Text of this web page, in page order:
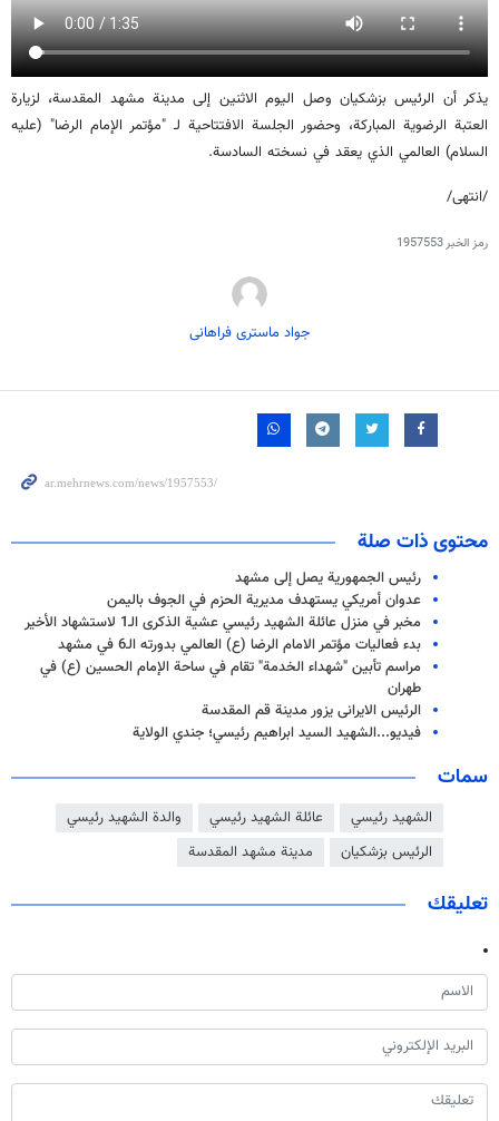
يذكر أن الرئيس بزشكيان وصل اليوم الاثنين إلى مدينة مشهد المقدسة، لزيارة
العتبة الرضوية المباركة، وحضور الجلسة الافتتاحية لـ "مؤتمر الإمام الرضا" (عليه
السلام) العالمي الذي يعقد في نسخته السادسة.
/انتهى/
رمز الخبر1957553
جواد ماستری فراهانی
محتوى ذات صلة
رئيس الجمهورية يصل إلى مشهد
عدوان أمريكي يستهدف مديرية الحزم في الجوف باليمن
مخبر في منزل عائلة الشهيد رئيسي عشية الذكرى الـ1 لاستشهاد الأخير
بدء فعاليات مؤتمر الامام الرضا (ع) العالمي بدورته الـ6 في مشهد
مراسم تأبين "شهداء الخدمة" تقام في ساحة الإمام الحسين (ع) في
طهران
الرئيس الایرانی یزور مدينة قم المقدسة
فيديو...الشهيد السيد ابراهيم رئيسي؛ جندي الولاية
سمات
الشهيد رئيسي عائلة الشهيد رئيسي
والدة الشهيد رئيسي
الرئيس بزشكيان
مدينة مشهد المقدسة
تعليقك